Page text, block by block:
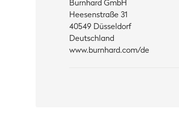
Burnhard GmbH
Heesenstraße 31
40549 Düsseldorf
Deutschland
www.burnhard.com/de